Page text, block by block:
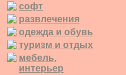
софт
развлечения
одежда и обувь
туризм и отдых
мебель,
интерьер